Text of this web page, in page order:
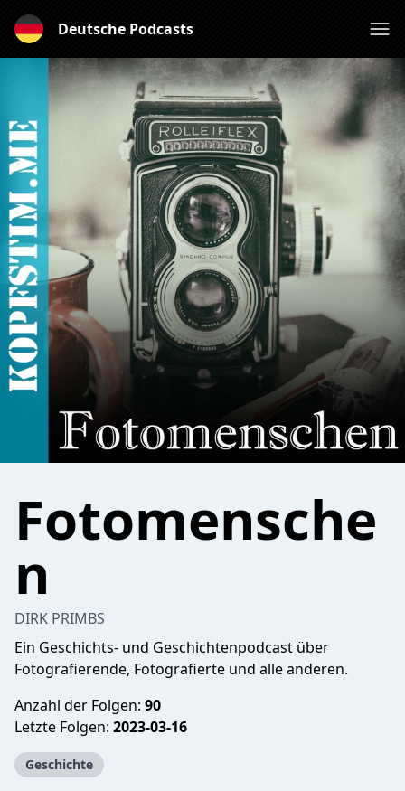
Deutsche Podcasts
Fotomensche
n
DIRK PRIMBS
Ein Geschichts- und Geschichtenpodcast über
Fotografierende, Fotografierte und alle anderen.
Anzahl der Folgen: 90
Letzte Folgen: 2023-03-16
Geschichte